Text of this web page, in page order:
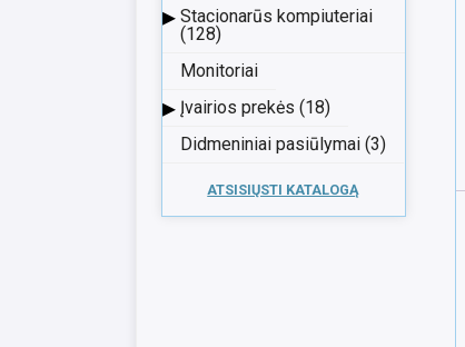
▸ Stacionarūs kompiuteriai
(128)
Monitoriai
▸ Įvairios prekės (18)
Didmeniniai pasiūlymai (3)
ATSISIŲSTI KATALOGĄ